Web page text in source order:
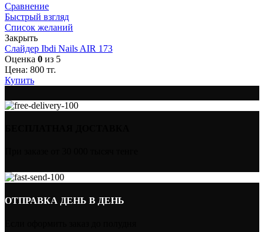
Сравнение
Быстрый взгляд
Список желаний
Закрыть
Слайдер Ibdi Nails AIR 173
Оценка 0 из 5
Цена: 800 тг.
Купить
ОТПРАВКА ДЕНЬ В ДЕНЬ